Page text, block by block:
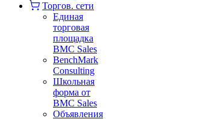
Торгов. сети
Единая
торговая
площадка
BMC Sales
BenchMark
Consulting
Школьная
форма от
BMC Sales
Объявления